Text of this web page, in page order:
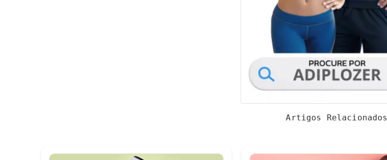
Artigos Relacionados